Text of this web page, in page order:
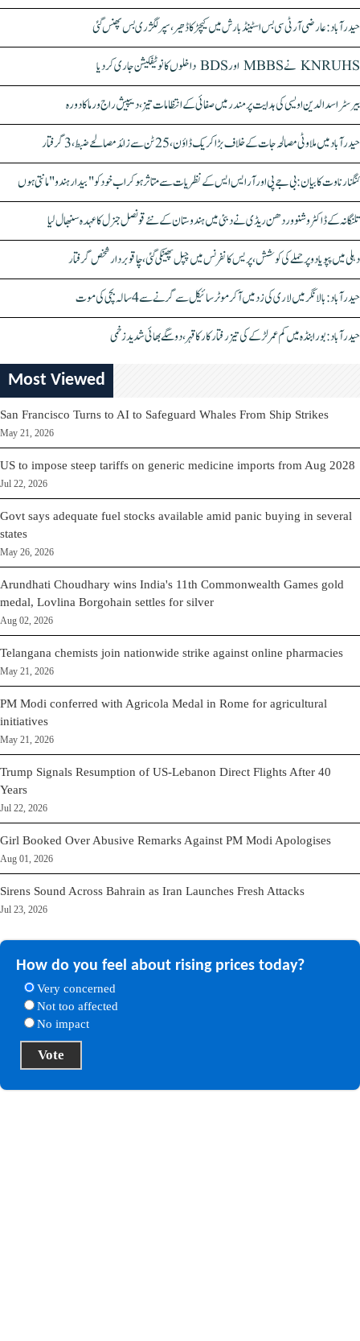
حیدرآباد: عارضی آر ٹی سی بس اسٹینڈ بارش میں کیچڑ کا ڈھیر، سپر لگژری بس پھنس گئی
KNRUHS نے MBBS اور BDS داخلوں کا نوٹیفکیشن جاری کر دیا
بیرسٹر اسدالدین اویسی کی ہدایت پر مندر میں صفائی کے انتظامات تیز، دیپیش راج ورما کا دورہ
حیدرآباد میں ملاوٹی مصالحہ جات کے خلاف بڑا کریک ڈاؤن، 25 ٹن سے زائد مصالحے ضبط، 3 گرفتار
کنگنا رناوت کا بیان: بی جے پی اور آر ایس ایس کے نظریات سے متاثر ہو کر اب خود کو "بیدار ہندو" مانتی ہوں
تلنگانہ کے ڈاکٹر وشنو وردھن ریڈی نے دبئی میں ہندوستان کے نئے قونصل جنرل کا عہدہ سنبھال لیا
دہلی میں پپو یادو پر حملے کی کوشش، پریس کانفرنس میں چپل پھینکی گئی، چاقو بردار شخص گرفتار
حیدرآباد: بالا نگر میں لاری کی زد میں آکر موٹرسائیکل سے گرنے سے 4 سالہ بچی کی موت
حیدرآباد: بورابنڈہ میں کم عمر لڑکے کی تیز رفتار کار کا قہر، دو سگے بھائی شدید زخمی
Most Viewed
San Francisco Turns to AI to Safeguard Whales From Ship Strikes
May 21, 2026
US to impose steep tariffs on generic medicine imports from Aug 2028
Jul 22, 2026
Govt says adequate fuel stocks available amid panic buying in several
states
May 26, 2026
Arundhati Choudhary wins India's 11th Commonwealth Games gold
medal, Lovlina Borgohain settles for silver
Aug 02, 2026
Telangana chemists join nationwide strike against online pharmacies
May 21, 2026
PM Modi conferred with Agricola Medal in Rome for agricultural
initiatives
May 21, 2026
Trump Signals Resumption of US-Lebanon Direct Flights After 40
Years
Jul 22, 2026
Girl Booked Over Abusive Remarks Against PM Modi Apologises
Aug 01, 2026
Sirens Sound Across Bahrain as Iran Launches Fresh Attacks
Jul 23, 2026
How do you feel about rising prices today?
Very concerned
Not too affected
No impact